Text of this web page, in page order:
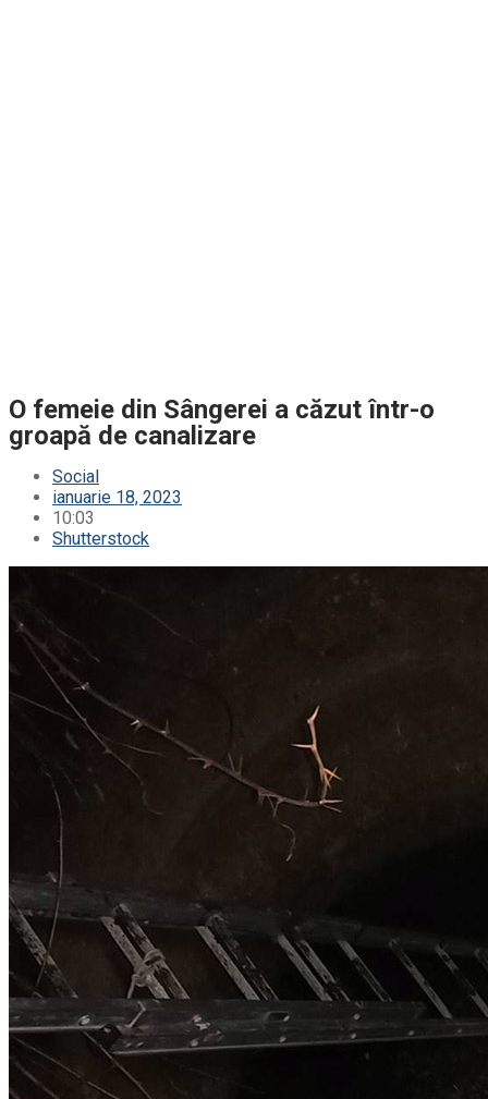
O femeie din Sângerei a căzut într-o
groapă de canalizare
Social
ianuarie 18, 2023
10:03
Shutterstock